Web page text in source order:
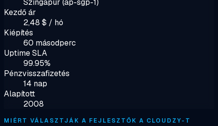
Szingapúr (ap-sgp-1)
Kezdő ár
2,48 $ / hó
Kiépítés
60 másodperc
Uptime SLA
99.95%
Pénzvisszafizetés
14 nap
Alapított
2008
MIÉRT VÁLASZTJÁK A FEJLESZTŐK A CLOUDZY-T